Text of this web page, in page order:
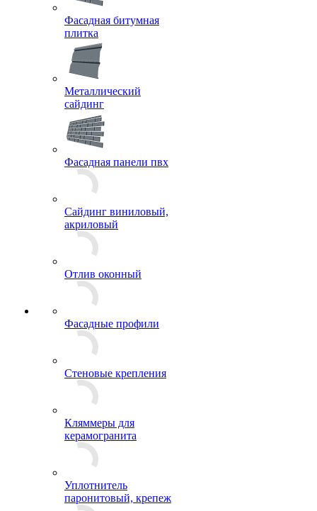
Фасадная битумная
плитка
Металлический
сайдинг
Фасадная панели пвх
Сайдинг виниловый,
акриловый
Отлив оконный
Фасадные профили
Стеновые крепления
Кляммеры для
керамогранита